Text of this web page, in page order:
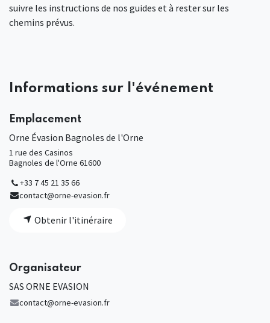
suivre les instructions de nos guides et à rester sur les
chemins prévus.
Informations sur l'événement
Emplacement
Orne Évasion Bagnoles de l'Orne
1 rue des Casinos
Bagnoles de l'Orne 61600
+33 7 45 21 35 66
contact@orne-evasion.fr
Obtenir l'itinéraire
Organisateur
SAS ORNE EVASION
contact@orne-evasion.fr